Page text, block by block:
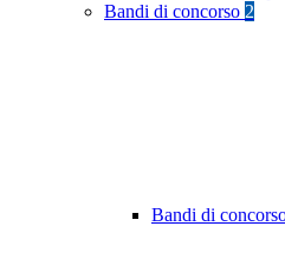
Bandi di concorso 2
Bandi di